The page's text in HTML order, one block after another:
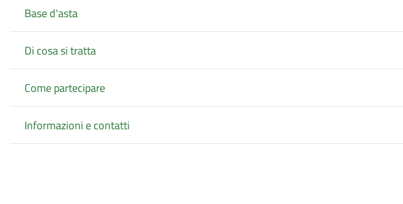
Base d'asta
Di cosa si tratta
Come partecipare
Informazioni e contatti